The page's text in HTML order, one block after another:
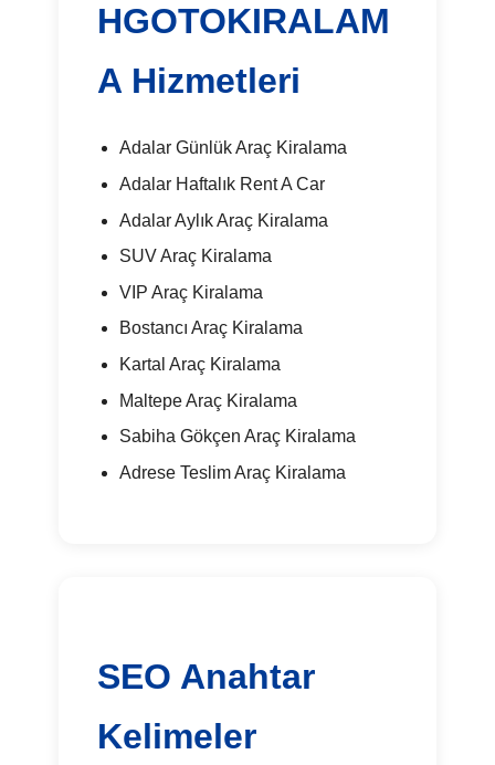
HGOTOKIRALAM
A Hizmetleri
Adalar Günlük Araç Kiralama
Adalar Haftalık Rent A Car
Adalar Aylık Araç Kiralama
SUV Araç Kiralama
VIP Araç Kiralama
Bostancı Araç Kiralama
Kartal Araç Kiralama
Maltepe Araç Kiralama
Sabiha Gökçen Araç Kiralama
Adrese Teslim Araç Kiralama
SEO Anahtar
Kelimeler